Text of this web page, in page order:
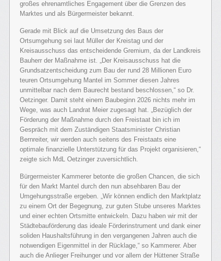
großes ehrenamtliches Engagement über die Grenzen des
Marktes und als Bürgermeister bekannt.
Gerade mit Blick auf die Umsetzung des Baus der
Ortsumgehung sei laut Müller der Kreistag und der
Kreisausschuss das entscheidende Gremium, da der Landkreis
Bauherr der Maßnahme ist. „Der Kreisausschuss hat die
Grundsatzentscheidung zum Bau der rund 28 Millionen Euro
teuren Ortsumgehung Mantel im Sommer diesen Jahres
unmittelbar nach dem Baurecht bestand beschlossen,“ so Dr.
Oetzinger. Damit steht einem Baubeginn 2026 nichts mehr im
Wege, was auch Landrat Meier zugesagt hat. „Bezüglich der
Förderung der Maßnahme durch den Freistaat bin ich im
Gespräch mit dem Zuständigen Staatsminister Christian
Bernreiter, wir werden auch seitens des Freistaats eine
optimale finanzielle Unterstützung für das Projekt organisieren,“
zeigte sich MdL Oetzinger zuversichtlich.
Bürgermeister Kammerer betonte die großen Chancen, die sich
für den Markt Mantel durch den nun absehbaren Bau der
Umgehungsstraße ergeben. „Wir können endlich den Marktplatz
zu einem Ort der Begegnung, zur guten Stube unseres Marktes
und einer echten Ortsmitte entwickeln. Dazu haben wir mit der
Städtebauförderung das ideale Förderinstrument und dank einer
soliden Haushaltsführung in den vergangenen Jahren auch die
notwendigen Eigenmittel in der Rücklage,“ so Kammerer. Aber
auch die Anlieger Freihunger und vor allem der Hüttener Straße